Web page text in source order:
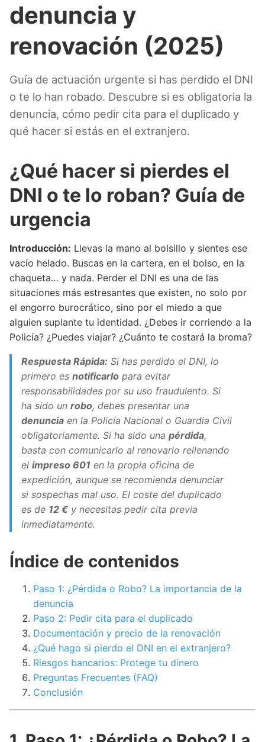
denuncia y
renovación (2025)
Guía de actuación urgente si has perdido el DNI
o te lo han robado. Descubre si es obligatoria la
denuncia, cómo pedir cita para el duplicado y
qué hacer si estás en el extranjero.
¿Qué hacer si pierdes el
DNI o te lo roban? Guía de
urgencia
Introducción: Llevas la mano al bolsillo y sientes ese
vacío helado. Buscas en la cartera, en el bolso, en la
chaqueta… y nada. Perder el DNI es una de las
situaciones más estresantes que existen, no solo por
el engorro burocrático, sino por el miedo a que
alguien suplante tu identidad. ¿Debes ir corriendo a la
Policía? ¿Puedes viajar? ¿Cuánto te costará la broma?
Respuesta Rápida: Si has perdido el DNI, lo
primero es notificarlo para evitar
responsabilidades por su uso fraudulento. Si
ha sido un robo, debes presentar una
denuncia en la Policía Nacional o Guardia Civil
obligatoriamente. Si ha sido una pérdida,
basta con comunicarlo al renovarlo rellenando
el impreso 601 en la propia oficina de
expedición, aunque se recomienda denunciar
si sospechas mal uso. El coste del duplicado
es de 12 € y necesitas pedir cita previa
inmediatamente.
Índice de contenidos
Paso 1: ¿Pérdida o Robo? La importancia de la
denuncia
Paso 2: Pedir cita para el duplicado
Documentación y precio de la renovación
¿Qué hago si pierdo el DNI en el extranjero?
Riesgos bancarios: Protege tu dinero
Preguntas Frecuentes (FAQ)
Conclusión